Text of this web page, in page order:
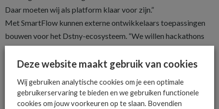
Daar moeten wij als platform klaar voor zijn.”
Met SmartFlow kunnen externe ontwikkelaars toepassingen
bouwen voor het Dstny-ecosysteem. “We willen hackathons
leveren bereik. Met SmartFlow kun je je oplossing in één keer
Wever. Ook voor bestaande klanten biedt het voordelen.
“Mensen houden niet van migreren. Dankzij SmartFlow kunnen
Deze website maakt gebruik van cookies
Wij gebruiken analytische cookies om je een optimale
gebruikerservaring te bieden en we gebruiken functionele
cookies om jouw voorkeuren op te slaan. Bovendien